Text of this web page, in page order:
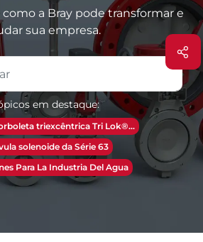
como a Bray pode transformar e
sua empresa.
em destaque:
triexcêntrica Tri Lok®...
solenoide da Série 63
Para La Industria Del Agua